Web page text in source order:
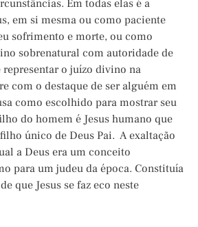
Em todas elas é a
em si mesma ou como paciente
sofrimento e morte, ou como
sobrenatural com autoridade de
o juízo divino na
com o destaque de ser alguém em
como escolhido para mostrar seu
do homem é Jesus humano que
único de Deus Pai. A exaltação
a Deus era um conceito
para um judeu da época. Constituía
que Jesus se faz eco neste